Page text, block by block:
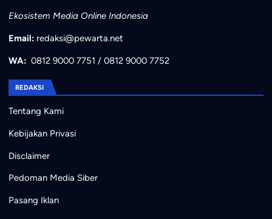
Ekosistem Media Online Indonesia
Email: redaksi@pewarta.net
WA: 0812 9000 7751 / 0812 9000 7752
REDAKSI
Tentang Kami
Kebijakan Privasi
Disclaimer
Pedoman Media Siber
Pasang Iklan